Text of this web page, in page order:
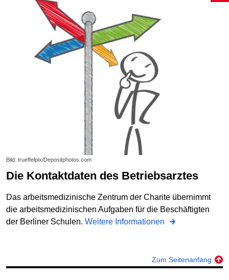
Bild: trueffelpix/Depositphotos.com
Die Kontaktdaten des Betriebsarztes
Das arbeitsmedizinische Zentrum der Charite übernimmt
die arbeitsmedizinischen Aufgaben für die Beschäftigten
der Berliner Schulen. Weitere Informationen
Zum Seitenanfang